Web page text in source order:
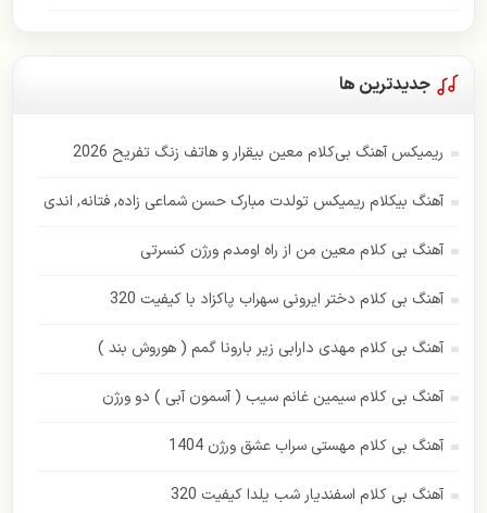
امیر عباس گلاب
جدیدترین ها
ریمیکس آهنگ بی‌کلام معین بیقرار و هاتف زنگ تفریح 2026
آهنگ بیکلام ریمیکس تولدت مبارک حسن شماعی زاده, فتانه, اندی
آهنگ بی کلام معین من از راه اومدم ورژن کنسرتی
آهنگ بی کلام دختر ایرونی سهراب پاکزاد با کیفیت 320
آهنگ بی کلام مهدی دارابی زیر بارونا گمم ( هوروش بند )
آهنگ بی کلام سیمین غانم سیب ( آسمون آبی ) دو ورژن
آهنگ بی کلام مهستی سراب عشق ورژن 1404
آهنگ بی کلام اسفندیار شب یلدا کیفیت 320